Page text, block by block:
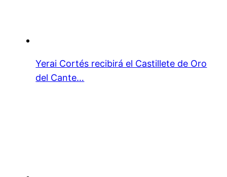
Yerai Cortés recibirá el Castillete de Oro
del Cante…